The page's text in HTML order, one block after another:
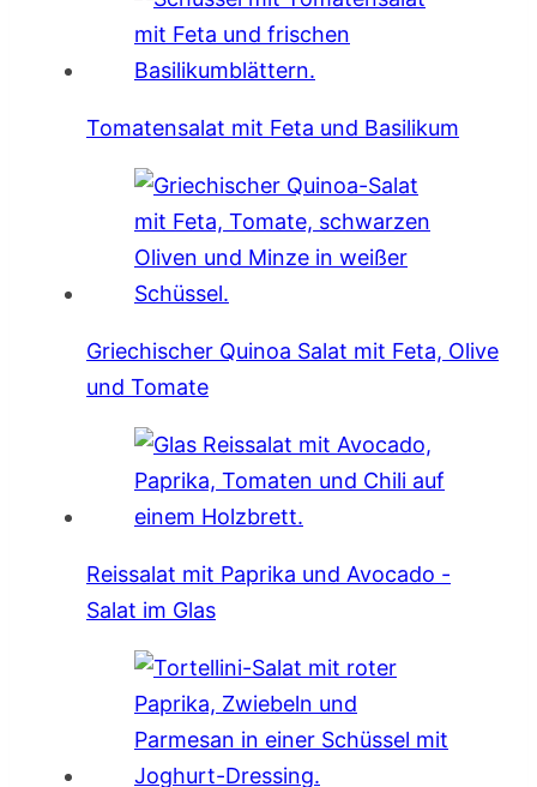
Tomatensalat mit Feta und Basilikum
Griechischer Quinoa Salat mit Feta, Olive
und Tomate
Reissalat mit Paprika und Avocado -
Salat im Glas